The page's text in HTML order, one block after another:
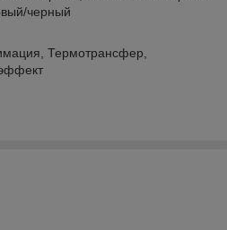
черный
Термотрансфер,